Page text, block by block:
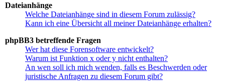
Dateianhänge
Welche Dateianhänge sind in diesem Forum zulässig?
Kann ich eine Übersicht all meiner Dateianhänge erhalten?
phpBB3 betreffende Fragen
Wer hat diese Forensoftware entwickelt?
Warum ist Funktion x oder y nicht enthalten?
An wen soll ich mich wenden, falls es Beschwerden oder
juristische Anfragen zu diesem Forum gibt?